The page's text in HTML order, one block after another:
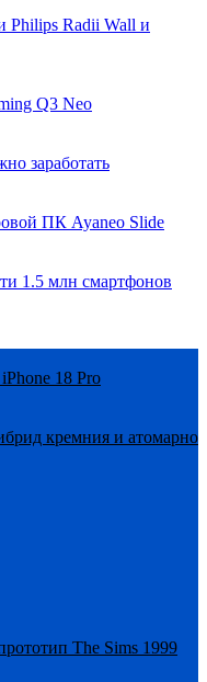
Philips Radii Wall и
Q3 Neo
заработать
ПК Ayaneo Slide
1.5 млн смартфонов
18 Pro
кремния и атомарно
The Sims 1999